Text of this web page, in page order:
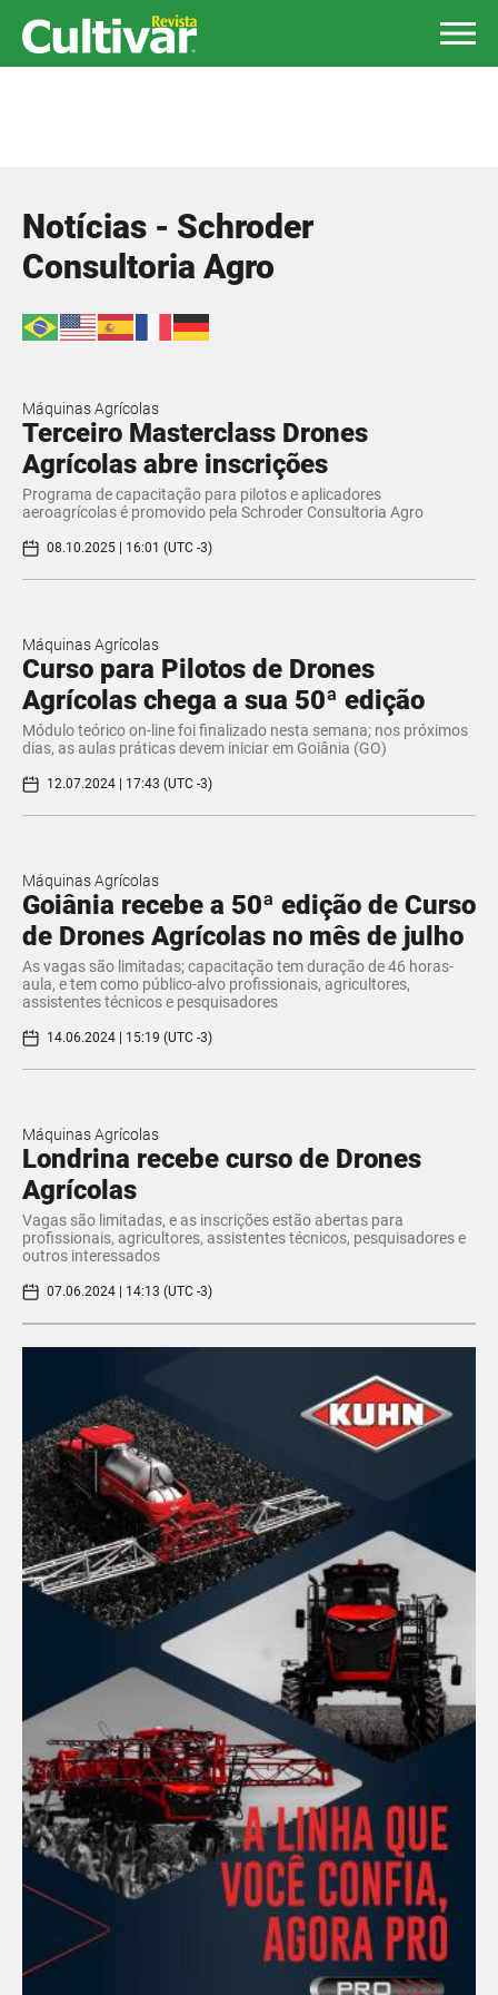
Notícias - Schroder
Consultoria Agro
Máquinas Agrícolas
Terceiro Masterclass Drones
Agrícolas abre inscrições
Programa de capacitação para pilotos e aplicadores
aeroagrícolas é promovido pela Schroder Consultoria Agro
08.10.2025 | 16:01 (UTC -3)
Máquinas Agrícolas
Curso para Pilotos de Drones
Agrícolas chega a sua 50ª edição
Módulo teórico on-line foi finalizado nesta semana; nos próximos
dias, as aulas práticas devem iniciar em Goiânia (GO)
12.07.2024 | 17:43 (UTC -3)
Máquinas Agrícolas
Goiânia recebe a 50ª edição de Curso
de Drones Agrícolas no mês de julho
As vagas são limitadas; capacitação tem duração de 46 horas-
aula, e tem como público-alvo profissionais, agricultores,
assistentes técnicos e pesquisadores
14.06.2024 | 15:19 (UTC -3)
Máquinas Agrícolas
Londrina recebe curso de Drones
Agrícolas
Vagas são limitadas, e as inscrições estão abertas para
profissionais, agricultores, assistentes técnicos, pesquisadores e
outros interessados
07.06.2024 | 14:13 (UTC -3)